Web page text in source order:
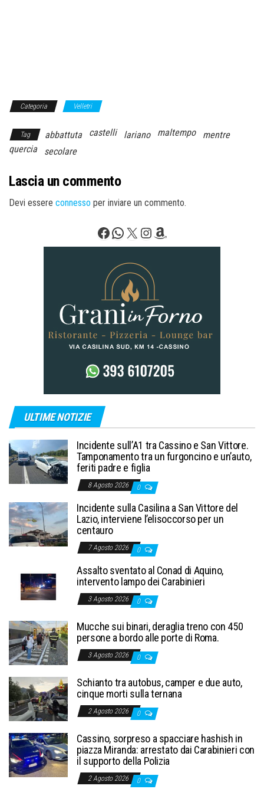
Categoria Velletri
Tag abbattuta castelli lariano maltempo
mentre
quercia
secolare
Lascia un commento
Devi essere connesso per inviare un commento.
Facebook
WhatsApp
X Instagram
Amazon
ULTIME NOTIZIE
Incidente sull’A1 tra Cassino e San Vittore.
Tamponamento tra un furgoncino e un’auto,
feriti padre e figlia
8 Agosto 2026 0
Incidente sulla Casilina a San Vittore del
Lazio, interviene l’elisoccorso per un
centauro
7 Agosto 2026 0
Assalto sventato al Conad di Aquino,
intervento lampo dei Carabinieri
3 Agosto 2026 0
Mucche sui binari, deraglia treno con 450
persone a bordo alle porte di Roma.
3 Agosto 2026 0
Schianto tra autobus, camper e due auto,
cinque morti sulla ternana
2 Agosto 2026 0
Cassino, sorpreso a spacciare hashish in
piazza Miranda: arrestato dai Carabinieri con
il supporto della Polizia
2 Agosto 2026 0